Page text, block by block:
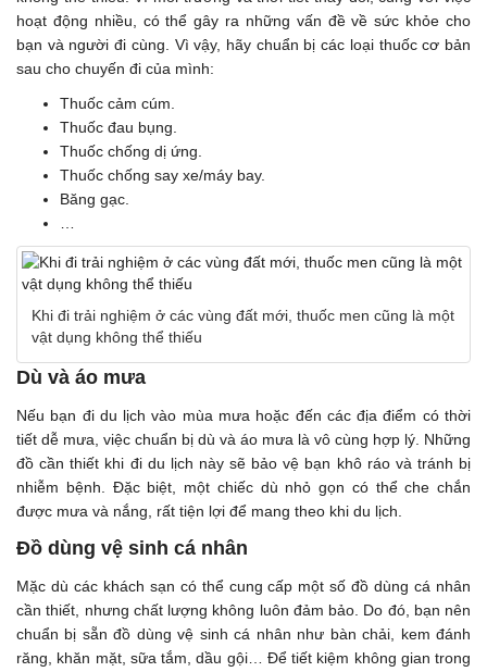
hoạt động nhiều, có thể gây ra những vấn đề về sức khỏe cho
bạn và người đi cùng. Vì vậy, hãy chuẩn bị các loại thuốc cơ bản
sau cho chuyến đi của mình:
Thuốc cảm cúm.
Thuốc đau bụng.
Thuốc chống dị ứng.
Thuốc chống say xe/máy bay.
Băng gạc.
…
Khi đi trải nghiệm ở các vùng đất mới, thuốc men cũng là một
vật dụng không thể thiếu
Dù và áo mưa
Nếu bạn đi du lịch vào mùa mưa hoặc đến các địa điểm có thời
tiết dễ mưa, việc chuẩn bị dù và áo mưa là vô cùng hợp lý. Những
đồ cần thiết khi đi du lịch này sẽ bảo vệ bạn khô ráo và tránh bị
nhiễm bệnh. Đặc biệt, một chiếc dù nhỏ gọn có thể che chắn
được mưa và nắng, rất tiện lợi để mang theo khi du lịch.
Đồ dùng vệ sinh cá nhân
Mặc dù các khách sạn có thể cung cấp một số đồ dùng cá nhân
cần thiết, nhưng chất lượng không luôn đảm bảo. Do đó, bạn nên
chuẩn bị sẵn đồ dùng vệ sinh cá nhân như bàn chải, kem đánh
răng, khăn mặt, sữa tắm, dầu gội… Để tiết kiệm không gian trong